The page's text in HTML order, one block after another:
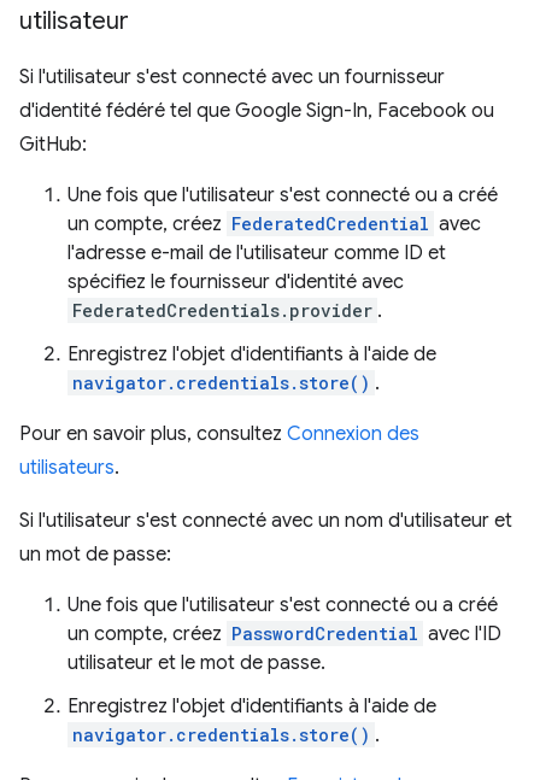
utilisateur
Si l'utilisateur s'est connecté avec un fournisseur
d'identité fédéré tel que Google Sign-In, Facebook ou
GitHub:
Une fois que l'utilisateur s'est connecté ou a créé
un compte, créez FederatedCredential avec
l'adresse e-mail de l'utilisateur comme ID et
spécifiez le fournisseur d'identité avec
FederatedCredentials.provider .
Enregistrez l'objet d'identifiants à l'aide de
navigator.credentials.store() .
Pour en savoir plus, consultez Connexion des
utilisateurs.
Si l'utilisateur s'est connecté avec un nom d'utilisateur et
un mot de passe:
Une fois que l'utilisateur s'est connecté ou a créé
un compte, créez PasswordCredential avec l'ID
utilisateur et le mot de passe.
Enregistrez l'objet d'identifiants à l'aide de
navigator.credentials.store() .